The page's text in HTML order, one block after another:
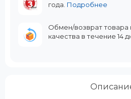
года. Подробнее
Обмен/возврат
качества в течение 14